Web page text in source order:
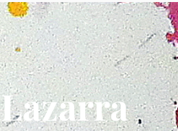
Lazarra